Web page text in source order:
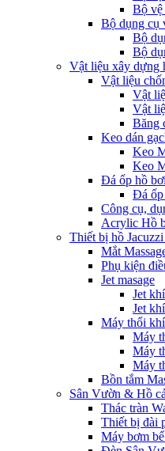
Bộ vệ
Bộ dụng cụ
Bộ
Bộ
Vật liệu xây dựng
Vật liệu
Vật
Vật
Băng
Keo dán
Keo
Keo
Đá ốp hồ bơi
Đá ốp
Công cụ,
Acrylic Hồ
Thiết bị hồ
Mắt
Phụ kiện
Jet masage
Jet
Jet
Máy thổi khí
Máy
Máy
Máy
Bồn tắm
Sân Vườn & Hồ
Thác tràn
Thiết bị đài
Máy bơm